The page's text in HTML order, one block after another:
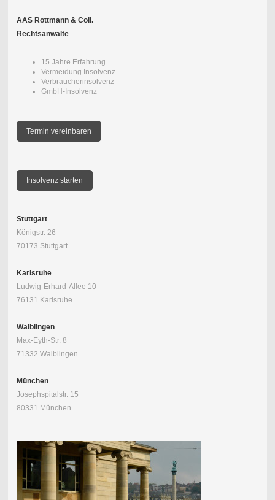
AAS Rottmann & Coll.
Rechtsanwälte
15 Jahre Erfahrung
Vermeidung Insolvenz
Verbraucherinsolvenz
GmbH-Insolvenz
Termin vereinbaren
Insolvenz starten
Stuttgart
Königstr. 26
70173 Stuttgart
Karlsruhe
Ludwig-Erhard-Allee 10
76131 Karlsruhe
Waiblingen
Max-Eyth-Str. 8
71332 Waiblingen
München
Josephspitalstr. 15
80331 München